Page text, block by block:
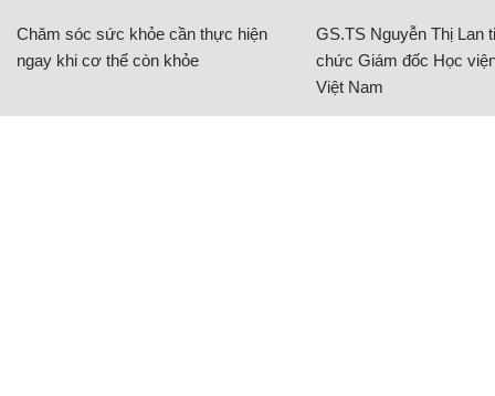
Chăm sóc sức khỏe cần thực hiện
ngay khi cơ thể còn khỏe
GS.TS Nguyễn Thị Lan
chức Giám đốc Học
Việt Nam